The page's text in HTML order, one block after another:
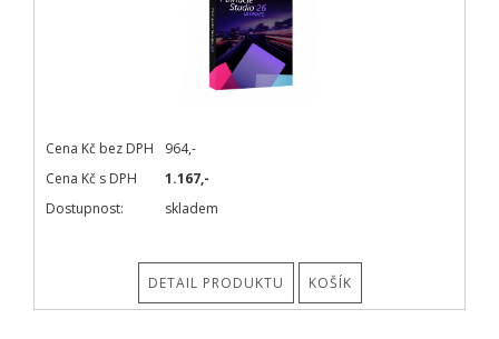
Cena Kč bez DPH
964,-
Cena Kč s DPH
1.167,-
Dostupnost:
skladem
DETAIL PRODUKTU KOŠÍK